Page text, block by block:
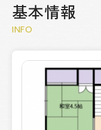
基本情報
INFO